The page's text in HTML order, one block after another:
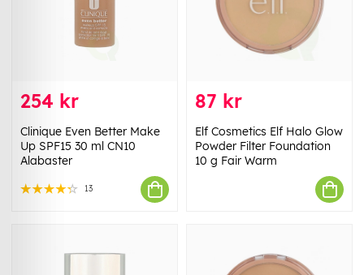
254 kr
Clinique Even Better Make
Up SPF15 30 ml CN10
Alabaster
13
87 kr
Elf Cosmetics Elf Halo Glow
Powder Filter Foundation
10 g Fair Warm